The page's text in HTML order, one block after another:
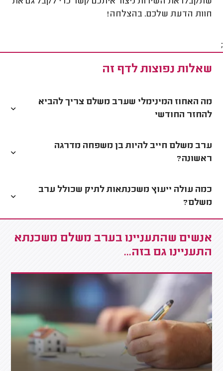
חוות הדעת שלכם. בהצלחה!
;
שאלות נפוצות לדף זה
מה האחוז המינימלי שערב משלם צריך להביא
להחזר החודשי
ערב משלם חייב להיות בן משפחה מדרגה
ראשונה?
כמה עולה ייעוץ משכנתאות לתיק שכולל ערב
משלם?
אנשים שהתעניינו בערב משלם משכנתא
התעניינו גם בזה...